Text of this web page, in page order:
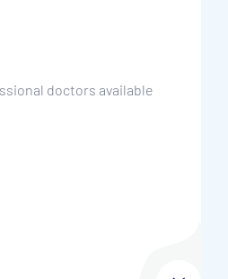
doctors available